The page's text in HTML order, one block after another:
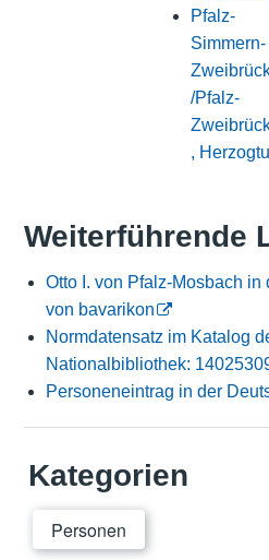
Pfalz-
Simmern-
/Pfalz-
,
Weiterführende
Otto I. von Pfalz-Mosbach in
von bavarikon
Normdatensatz im Katalog
Nationalbibliothek:
Personeneintrag in der
Kategorien
Personen